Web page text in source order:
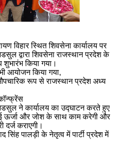
विहार स्थित शिवसेना कार्यालय पर
द्वारा शिवसेना राजस्थान प्रदेश के
शुभारंभ किया गया।
आयोजन किया गया,
रूप से राजस्थान प्रदेश अध्य
ने कार्यालय का उद्घाटन करते हुए
ऊर्जा और जोश के साथ काम करेगी और
दर्ज कराएगी।
सिंह पालड़ी के नेतृत्व में पार्टी प्रदेश में